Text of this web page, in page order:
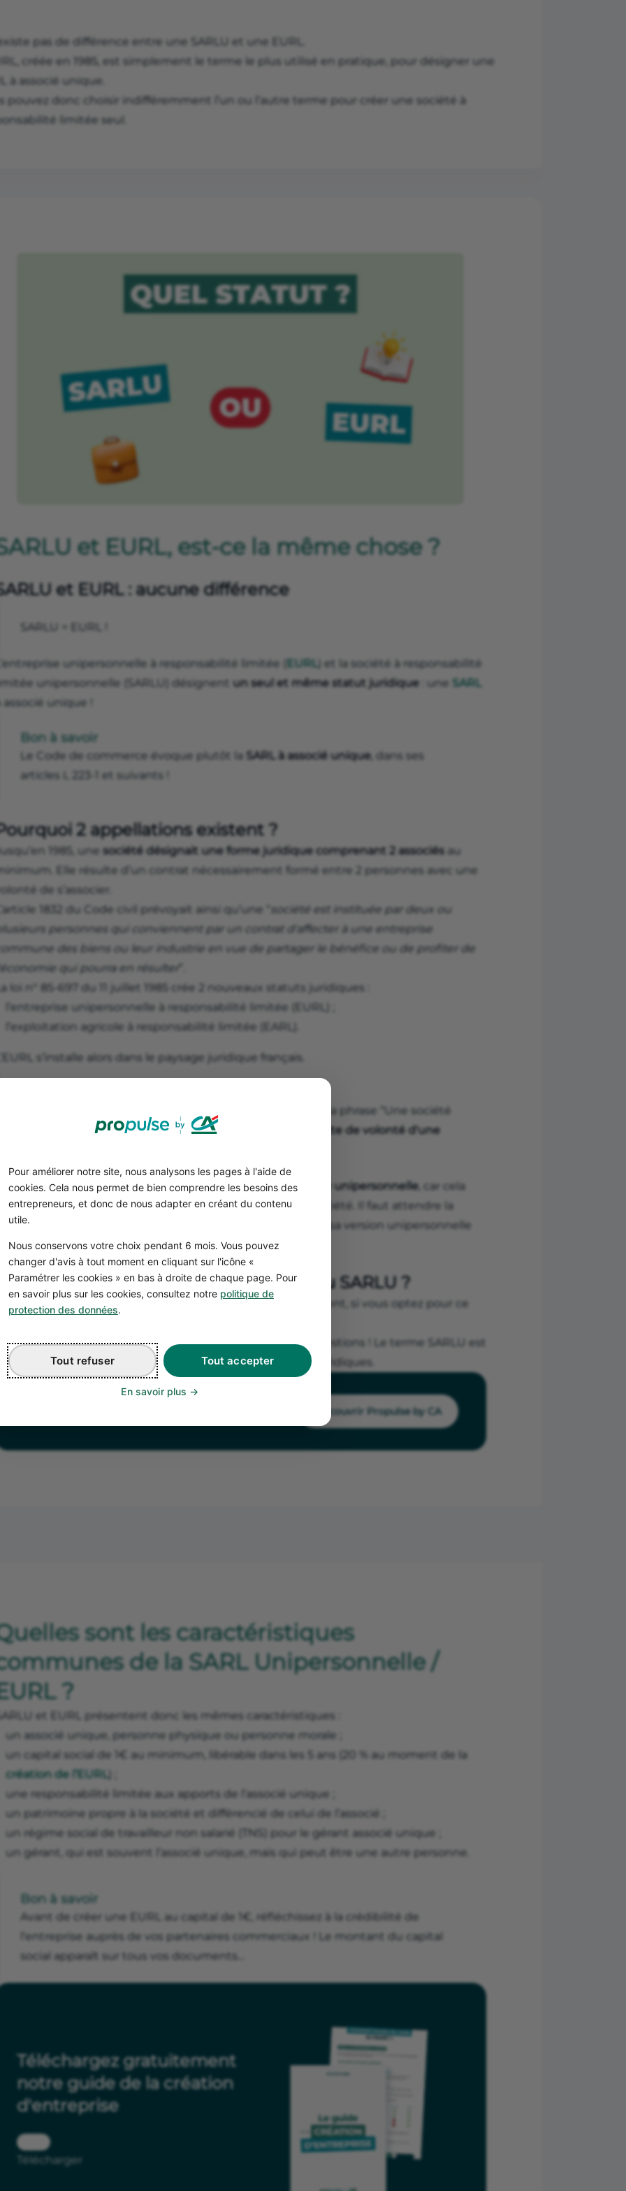
Pour améliorer notre site, nous analysons les pages à l'aide de
cookies. Cela nous permet de bien comprendre les besoins des
entrepreneurs, et donc de nous adapter en créant du contenu
utile.
Nous conservons votre choix pendant 6 mois. Vous pouvez
changer d'avis à tout moment en cliquant sur l'icône «
Paramétrer les cookies » en bas à droite de chaque page. Pour
en savoir plus sur les cookies, consultez notre politique de
protection des données.
Tout accepter
Tout refuser
En savoir plus
pas de différence entre une SARLU et une EURL.
créée en 1985, est simplement le terme le plus utilisé en pratique, pour désigner une
à associé unique.
pouvez donc choisir indifféremment l’un ou l’autre terme pour créer une société à
limitée seul.
et EURL, est-ce la même chose ?
et EURL : aucune différence
SARLU = EURL !
L’entreprise unipersonnelle à responsabilité limitée ( EURL) et la société à responsabilité
limitée unipersonnelle (SARLU) désignent un seul et même statut juridique : une
SARL
associé unique !
Bon à savoir
Le Code de commerce évoque plutôt la SARL à associé unique, dans ses
articles L 223-1 et suivants !
2 appellations existent ?
Jusqu’en 1985, une société désignait une forme juridique comprenant 2 associés au
Elle résulte d’un contrat nécessairement formé entre 2 personnes avec une
de s’associer.
L’article 1832 du Code civil prévoyait ainsi qu’une “
société est instituée par deux ou
personnes qui conviennent par un contrat d'affecter à une entreprise
des biens ou leur industrie en vue de partager le bénéfice ou de profiter de
l'économie qui pourra en résulter”.
La loi n° 85-697 du 11 juillet 1985 crée 2 nouveaux statuts juridiques :
l’entreprise unipersonnelle à responsabilité limitée (EURL) ;
l’exploitation agricole à responsabilité limitée (EARL).
L’EURL s’installe alors dans le paysage juridique français.
Cette loi modifie l’article 1832 du Code civil en ajoutant la phrase “Une société
peut être instituée, dans les cas prévus par la loi, par l'
acte de volonté d'une
En 1985, les parlementaires ne veulent pas acter unesociété unipersonnelle, car cela
leur semble contradictoire avec la définition même de la société. Il faut attendre la
création de la société par actions simplifiée (SAS) en 1999 et sa version unipersonnelle
(SASU) pour parler de “société unipersonnelle”.
Comment choisir le bon terme : EURL ou SARLU ?
Vous pouvez donc utiliser l’un ou l’autre terme indifféremment, si vous optez pour ce
En pratique, l’EURL est plus utiliséet suscitera moins de questions ! Le terme SARLU est
moins connu du grand public comme des professionnels juridiques.
Découvrir Propulse by CA
sont les caractéristiques
de la SARL Unipersonnelle /
?
SARLU et EURL présentent donc les mêmes caractéristiques :
un associé unique, personne physique ou personne morale ;
un capital social de 1€ au minimum, libérable dans les 5 ans (20 % au moment de la
création de l’EURL) ;
une responsabilité limitée aux apports de l’associé unique ;
un patrimoine propre à la société et différencié de celui de l’associé ;
un régime social de travailleur non salarié (TNS) pour le gérant associé unique ;
un gérant, qui est souvent l’associé unique, mais qui peut être une autre personne.
Bon à savoir
Avant de créer une EURL au capital de 1€, réfléchissez à la crédibilité de
l’entreprise auprès de vos partenaires commerciaux ! Le montant du capital
social apparaît sur tous vos documents…
Téléchargez gratuitement
notre guide de la création
d'entreprise
Télécharger